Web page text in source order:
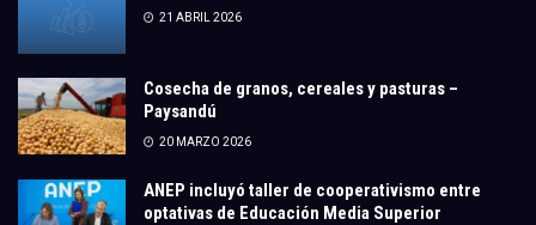
21 ABRIL 2026
Cosecha de granos, cereales y pasturas –
Paysandú
20 MARZO 2026
ANEP incluyó taller de cooperativismo entre
optativas de Educación Media Superior